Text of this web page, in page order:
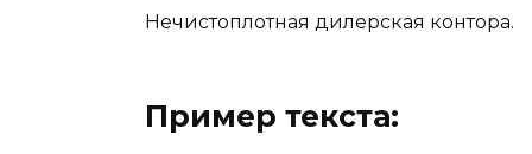
Нечистоплотная дилерская контора.
Пример текста: